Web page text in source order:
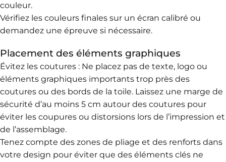
couleur.
Vérifiez les couleurs finales sur un écran calibré ou
demandez une épreuve si nécessaire.
Placement des éléments graphiques
Évitez les coutures : Ne placez pas de texte, logo ou
éléments graphiques importants trop près des
coutures ou des bords de la toile. Laissez une marge de
sécurité d’au moins 5 cm autour des coutures pour
éviter les coupures ou distorsions lors de l’impression et
de l’assemblage.
Tenez compte des zones de pliage et des renforts dans
votre design pour éviter que des éléments clés ne